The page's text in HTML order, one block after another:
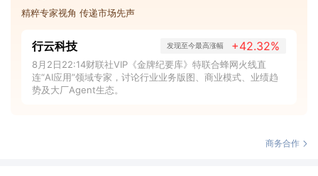
精粹专家视角 传递市场先声
行云科技 发现至今最高涨幅 +42.32%
8月2日22:14财联社VIP《金牌纪要库》特联合蜂网火线直
连“AI应用”领域专家，讨论行业业务版图、商业模式、业绩趋
势及大厂Agent生态。
商务合作